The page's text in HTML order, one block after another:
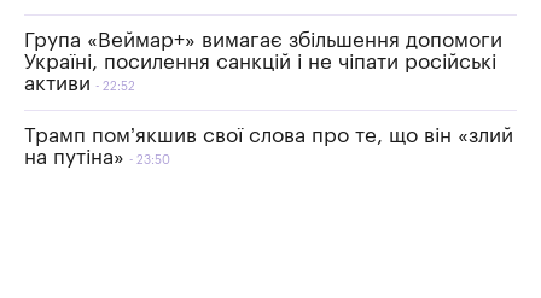
Група «Веймар+» вимагає збільшення допомоги
Україні, посилення санкцій і не чіпати російські
активи
22:52
Трамп пом’якшив свої слова про те, що він «злий
на путіна»
23:50